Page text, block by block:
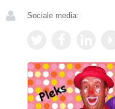
Sociale media: